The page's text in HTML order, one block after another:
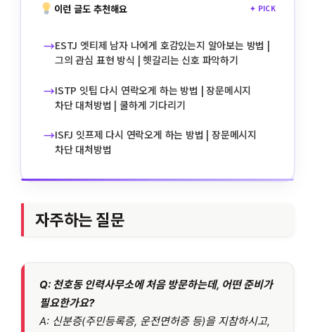
이런 글도 추천해요 ✦ PICK
→ESTJ 엣티제 남자 나에게 호감있는지 알아보는 방법 |
그의 관심 표현 방식 | 헷갈리는 신호 파악하기
→ISTP 잇팁 다시 연락오게 하는 방법 | 장문메시지
차단 대처방법 | 쿨하게 기다리기
→ISFJ 잇프제 다시 연락오게 하는 방법 | 장문메시지
차단 대처방법
자주하는 질문
Q: 천호동 인력사무소에 처음 방문하는데, 어떤 준비가
필요한가요?
A: 신분증(주민등록증, 운전면허증 등)을 지참하시고,